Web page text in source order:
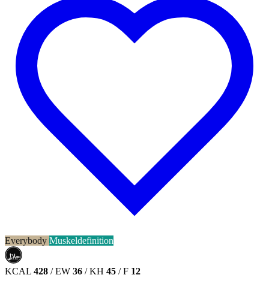
Everybody Muskeldefinition
حلال
HALAL
KCAL 428 / EW 36 / KH 45 / F 12